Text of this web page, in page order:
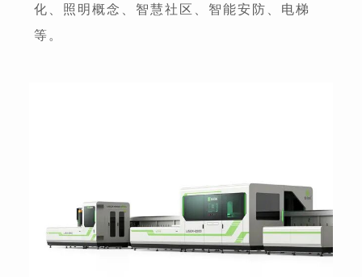
化、照明概念、智慧社区、智能安防、电梯
等。